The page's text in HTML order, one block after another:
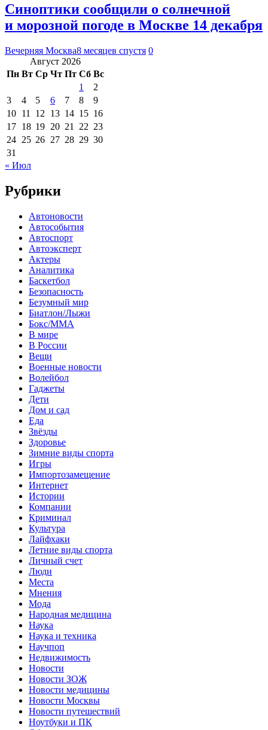
Синоптики сообщили о солнечной
и морозной погоде в Москве 14 декабря
Вечерняя Москва8 месяцев спустя 0
Август 2026
Пн Вт Ср Чт Пт Сб Вс
1
2
3
4 5 6 7 8
9
10 11 12 13 14 15 16
17 18 19 20 21 22 23
24 25 26 27 28 29 30
31
« Июл
Рубрики
Автоновости
Автособытия
Автоспорт
Автоэксперт
Актеры
Аналитика
Баскетбол
Безопасность
Безумный мир
Биатлон/Лыжи
Бокс/MMA
В мире
В России
Вещи
Военные новости
Волейбол
Гаджеты
Дети
Дом и сад
Еда
Звёзды
Здоровье
Зимние виды спорта
Игры
Импортозамещение
Интернет
Истории
Компании
Криминал
Культура
Лайфхаки
Летние виды спорта
Личный счет
Люди
Места
Мнения
Мода
Народная медицина
Наука
Наука и техника
Научпоп
Недвижимость
Новости
Новости ЗОЖ
Новости медицины
Новости Москвы
Новости путешествий
Ноутбуки и ПК